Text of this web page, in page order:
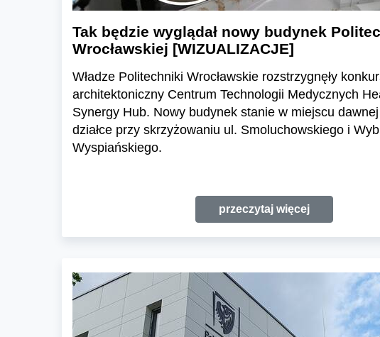
Tak będzie wyglądał nowy budynek
Wrocławskiej [WIZUALIZACJE]
Władze Politechniki Wrocławskie rozstrzygnęły
architektoniczny Centrum Technologii Medycznych
Synergy Hub. Nowy budynek stanie w miejscu dawnej
działce przy skrzyżowaniu ul. Smoluchowskiego i
Wyspiańskiego.
przeczytaj więcej